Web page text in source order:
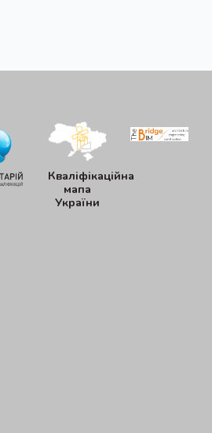
Кваліфікаційна
мапа
України